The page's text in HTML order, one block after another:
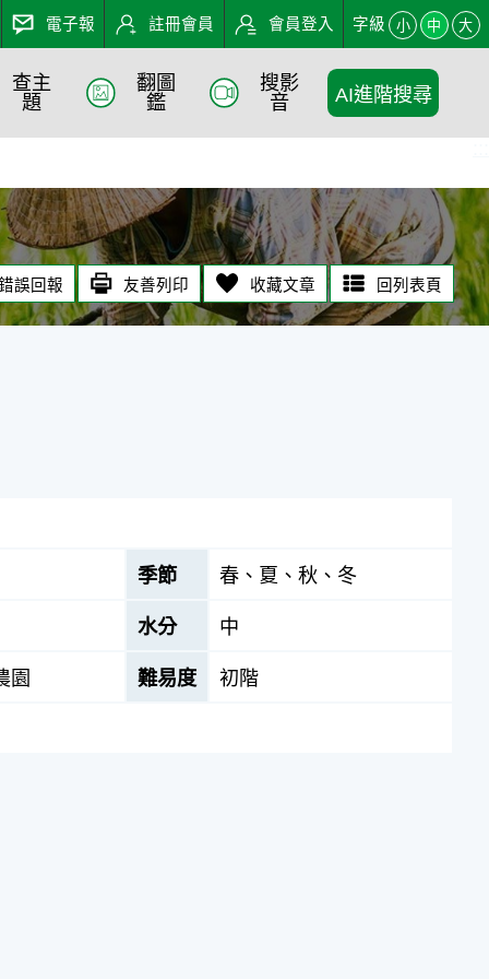
電子報 註冊會員 會員登入 字級 小 中 大
查主
題
翻圖
鑑
搜影
音
AI進階搜尋
誤回報 友善列印 收藏文章 回列表頁
季節 春、夏、秋、冬
水分 中
園 難易度 初階